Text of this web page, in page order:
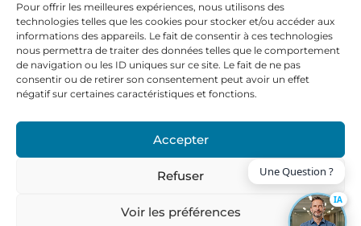
Pour offrir les meilleures expériences, nous utilisons des
technologies telles que les cookies pour stocker et/ou accéder aux
informations des appareils. Le fait de consentir à ces technologies
nous permettra de traiter des données telles que le comportement
de navigation ou les ID uniques sur ce site. Le fait de ne pas
consentir ou de retirer son consentement peut avoir un effet
négatif sur certaines caractéristiques et fonctions.
Accepter
Refuser
Voir les préférences
IA